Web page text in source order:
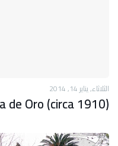
الثلاثاء, يناير 14, 2014
de Oro (circa 1910)